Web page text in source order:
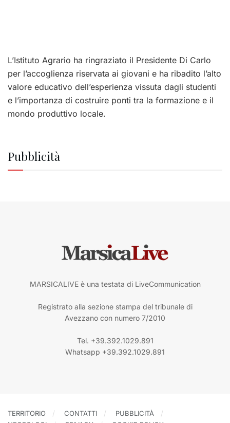
L’Istituto Agrario ha ringraziato il Presidente Di Carlo
per l’accoglienza riservata ai giovani e ha ribadito l’alto
valore educativo dell’esperienza vissuta dagli studenti
e l’importanza di costruire ponti tra la formazione e il
mondo produttivo locale.
Pubblicità
MARSICALIVE è una testata di LiveCommunication
Registrato alla sezione stampa del tribunale di
Avezzano con numero 7/2010
Tel. +39.392.1029.891
Whatsapp +39.392.1029.891
TERRITORIO CONTATTI
PUBBLICITÀ